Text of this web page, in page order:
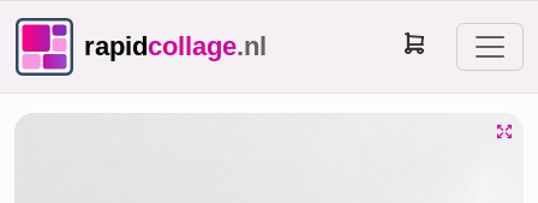
rapidcollage.nl